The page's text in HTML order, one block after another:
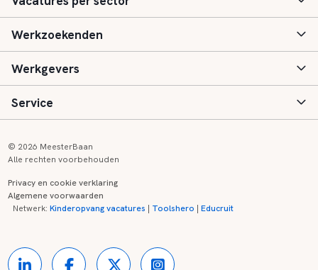
Basisonderwijs
Speciaal (basis) onderwijs
Voortgezet onderwijs
Kinderopvang
Werkzoekenden
Aanmelden
Vacatures
Zij-instroom informatie
Werkgevers
Inloggen
Registreren
Service
Onderwijs links
© 2026 MeesterBaan
Alle rechten voorbehouden
Privacy en cookie verklaring
Algemene voorwaarden
Netwerk:Kinderopvang vacatures | Toolshero |Educruit